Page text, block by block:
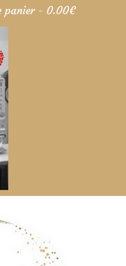
panier - 0.00€